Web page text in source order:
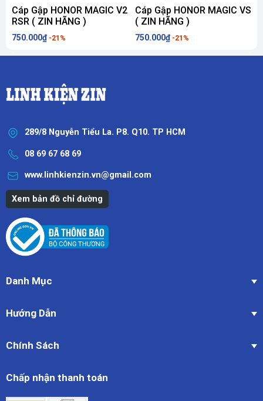
Cáp Gập HONOR MAGIC V2
RSR ( ZIN HÃNG )
750.000₫ -21%
Cáp Gập HONOR MAGIC VS
( ZIN HÃNG )
750.000₫ -21%
289/8 Nguyễn Tiểu La. P8. Q10. TP HCM
08 69 67 68 69
www.linhkienzin.vn@gmail.com
Xem bản đồ chỉ đường
Danh Mục
Hướng Dẫn
Chính Sách
Chấp nhận thanh toán